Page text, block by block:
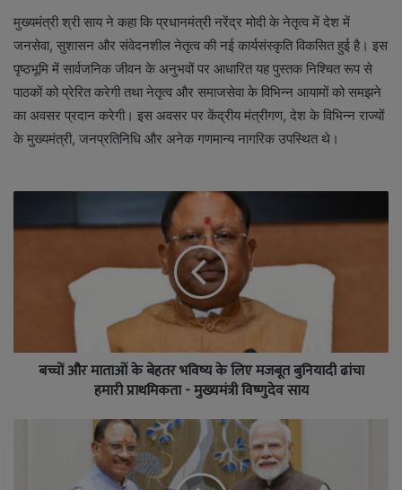
मुख्यमंत्री श्री साय ने कहा कि प्रधानमंत्री नरेंद्र मोदी के नेतृत्व में देश में
जनसेवा, सुशासन और संवेदनशील नेतृत्व की नई कार्यसंस्कृति विकसित हुई है। इस
पृष्ठभूमि में सार्वजनिक जीवन के अनुभवों पर आधारित यह पुस्तक निश्चित रूप से
पाठकों को प्रेरित करेगी तथा नेतृत्व और समाजसेवा के विभिन्न आयामों को समझने
का अवसर प्रदान करेगी। इस अवसर पर केंद्रीय मंत्रीगण, देश के विभिन्न राज्यों
के मुख्यमंत्री, जनप्रतिनिधि और अनेक गणमान्य नागरिक उपस्थित थे।
बच्चों और माताओं के बेहतर भविष्य के लिए मजबूत बुनियादी ढांचा
हमारी प्राथमिकता - मुख्यमंत्री विष्णुदेव साय